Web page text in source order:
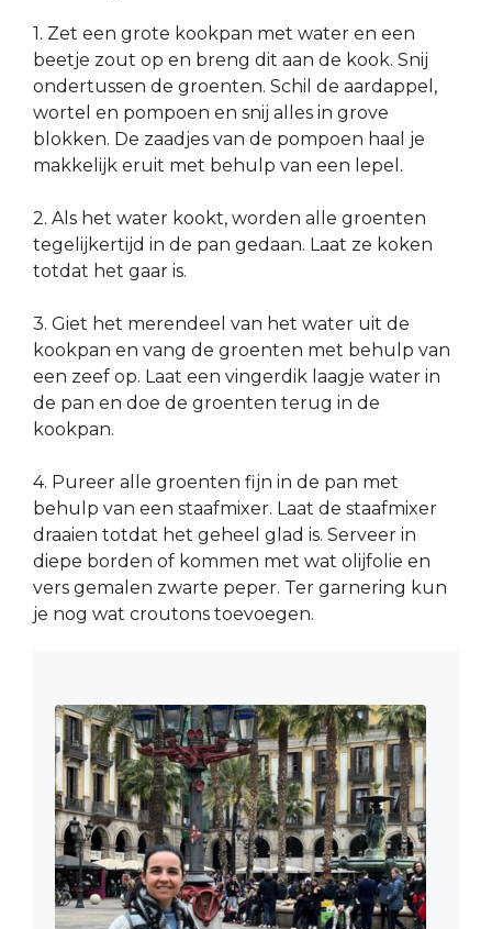
1. Zet een grote kookpan met water en een
beetje zout op en breng dit aan de kook. Snij
ondertussen de groenten. Schil de aardappel,
wortel en pompoen en snij alles in grove
blokken. De zaadjes van de pompoen haal je
makkelijk eruit met behulp van een lepel.
2. Als het water kookt, worden alle groenten
tegelijkertijd in de pan gedaan. Laat ze koken
totdat het gaar is.
3. Giet het merendeel van het water uit de
kookpan en vang de groenten met behulp van
een zeef op. Laat een vingerdik laagje water in
de pan en doe de groenten terug in de
kookpan.
4. Pureer alle groenten fijn in de pan met
behulp van een staafmixer. Laat de staafmixer
draaien totdat het geheel glad is. Serveer in
diepe borden of kommen met wat olijfolie en
vers gemalen zwarte peper. Ter garnering kun
je nog wat croutons toevoegen.